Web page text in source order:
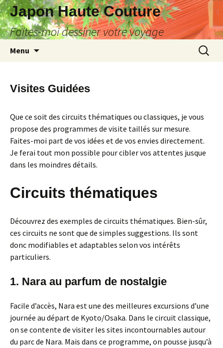
Japon Haute Couture
Faites-moi dessiner votre voyage
Menu
Visites Guidées
Que ce soit des circuits thématiques ou classiques, je vous
propose des programmes de visite taillés sur mesure.
Faites-moi part de vos idées et de vos envies directement.
Je ferai tout mon possible pour cibler vos attentes jusque
dans les moindres détails.
Circuits thématiques
Découvrez des exemples de circuits thématiques. Bien-sûr,
ces circuits ne sont que de simples suggestions. Ils sont
donc modifiables et adaptables selon vos intérêts
particuliers.
1. Nara au parfum de nostalgie
Facile d’accès, Nara est une des meilleures excursions d’une
journée au départ de Kyoto/Osaka. Dans le circuit classique,
on se contente de visiter les sites incontournables autour
du parc de Nara. Mais dans ce programme, on pousse jusqu’à